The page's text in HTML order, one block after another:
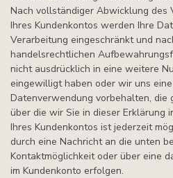
Nach vollständiger Abwicklung des
Ihres Kundenkontos werden Ihre
Verarbeitung eingeschränkt und
handelsrechtlichen
nicht ausdrücklich in eine weitere
eingewilligt haben oder wir uns
Datenverwendung vorbehalten, die
über die wir Sie in dieser Erklärung
Ihres Kundenkontos ist jederzeit
durch eine Nachricht an die unten
Kontaktmöglichkeit oder über eine
im Kundenkonto erfolgen.